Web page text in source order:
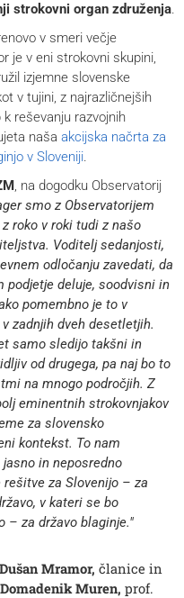
strokovni organ združenja.
v smeri večje
je v eni strokovni skupini,
izjemne slovenske
v tujini, z najrazličnejših
reševanju razvojnih
naša akcijska načrta za
v Sloveniji.
, na dogodku Observatorij
smo z Observatorijem
roko v roki tudi z našo
Voditelj sedanjosti,
odločanju zavedati, da
podjetje deluje, soodvisni in
pomembno je to v
zadnjih dveh desetletjih.
samo sledijo takšni in
od drugega, pa naj bo to
na mnogo področjih. Z
eminentnih strokovnjakov
za slovensko
kontekst. To nam
in neposredno
za Slovenijo – za
v kateri se bo
– za državo blaginje."
Dušan Mramor, članice in
Muren, prof.